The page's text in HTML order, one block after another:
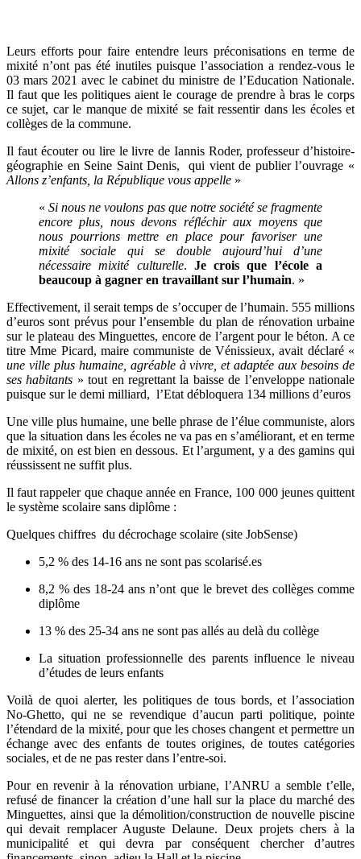
Leurs efforts pour faire entendre leurs préconisations en terme de
mixité n’ont pas été inutiles puisque l’association a rendez-vous le
03 mars 2021 avec le cabinet du ministre de l’Education Nationale.
Il faut que les politiques aient le courage de prendre à bras le corps
ce sujet, car le manque de mixité se fait ressentir dans les écoles et
collèges de la commune.
Il faut écouter ou lire le livre de Iannis Roder, professeur d’histoire-
géographie en Seine Saint Denis, qui vient de publier l’ouvrage «
Allons z’enfants, la République vous appelle »
«Si nous ne voulons pas que notre société se fragmente
encore plus, nous devons réfléchir aux moyens que
nous pourrions mettre en place pour favoriser une
mixité sociale qui se double aujourd’hui d’une
nécessaire mixité culturelle. Je crois que l’école a
beaucoup à gagner en travaillant sur l’humain. »
Effectivement, il serait temps de s’occuper de l’humain. 555 millions
d’euros sont prévus pour l’ensemble du plan de rénovation urbaine
sur le plateau des Minguettes, encore de l’argent pour le béton. A ce
titre Mme Picard, maire communiste de Vénissieux, avait déclaré «
une ville plus humaine, agréable à vivre, et adaptée aux besoins de
ses habitants » tout en regrettant la baisse de l’enveloppe nationale
puisque sur le demi milliard, l’Etat débloquera 134 millions d’euros
Une ville plus humaine, une belle phrase de l’élue communiste, alors
que la situation dans les écoles ne va pas en s’améliorant, et en terme
de mixité, on est bien en dessous. Et l’argument, y a des gamins qui
réussissent ne suffit plus.
Il faut rappeler que chaque année en France, 100 000 jeunes quittent
le système scolaire sans diplôme :
Quelques chiffres du décrochage scolaire (site JobSense)
5,2 % des 14-16 ans ne sont pas scolarisé.es
8,2 % des 18-24 ans n’ont que le brevet des collèges comme
diplôme
13 % des 25-34 ans ne sont pas allés au delà du collège
La situation professionnelle des parents influence le niveau
d’études de leurs enfants
Voilà de quoi alerter, les politiques de tous bords, et l’association
No-Ghetto, qui ne se revendique d’aucun parti politique, pointe
l’étendard de la mixité, pour que les choses changent et permettre un
échange avec des enfants de toutes origines, de toutes catégories
sociales, et de ne pas rester dans l’entre-soi.
Pour en revenir à la rénovation urbiane, l’ANRU a semble t’elle,
refusé de financer la création d’une hall sur la place du marché des
Minguettes, ainsi que la démolition/construction de nouvelle piscine
qui devait remplacer Auguste Delaune. Deux projets chers à la
municipalité et qui devra par conséquent chercher d’autres